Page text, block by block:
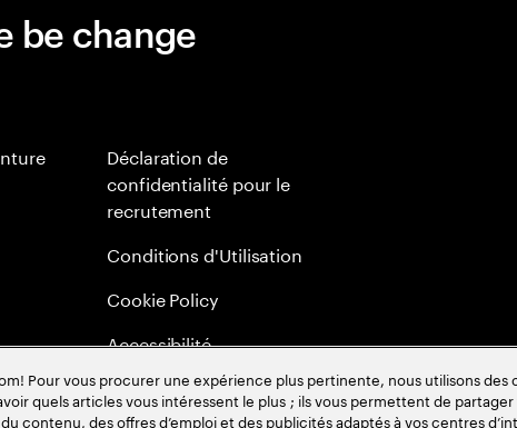
be change
Déclaration de
confidentialité pour le
recrutement
Conditions d'Utilisation
Cookie Policy
Accessibilité
Plan du Site
Pour vous procurer une expérience plus pertinente, nous utilisons
quels articles vous intéressent le plus ; ils vous permettent de
contenu, des offres d’emploi et des publicités adaptés à vos centres